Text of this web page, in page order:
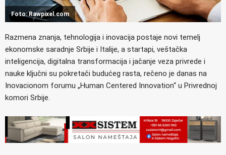
Foto: Rawpixel.com
Razmena znanja, tehnologija i inovacija postaje novi temelj
ekonomske saradnje Srbije i Italije, a startapi, veštačka
inteligencija, digitalna transformacija i jačanje veza privrede i
nauke ključni su pokretači budućeg rasta, rečeno je danas na
Inovacionom forumu „Human Centered Innovation“ u Privrednoj
komori Srbije.